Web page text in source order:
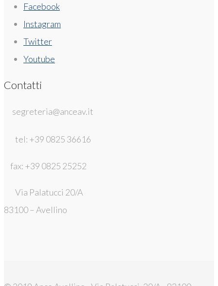
Facebook
Instagram
Twitter
Youtube
Contatti
segreteria@anceav.it
tel: +39 0825 36616
fax: +39 0825 25252
Via Palatucci 20/A
83100 – Avellino